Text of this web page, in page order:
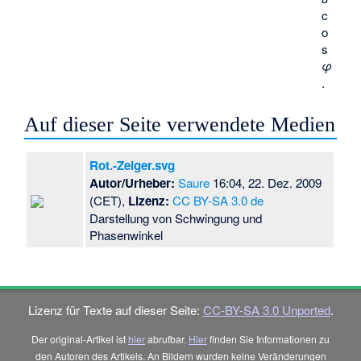
c
o
s
φ
.
Auf dieser Seite verwendete Medien
Rot.-Zeiger.svg
Autor/Urheber: Saure 16:04, 22. Dez. 2009
(CET), Lizenz: CC BY-SA 3.0 de
Darstellung von Schwingung und
Phasenwinkel
Lizenz für Texte auf dieser Seite: CC-BY-SA 3.0 Unported.
Der original-Artikel ist hierabrufbar. Hierfinden Sie Informationen zu
den Autoren des Artikels. An Bildern wurden keine Veränderungen